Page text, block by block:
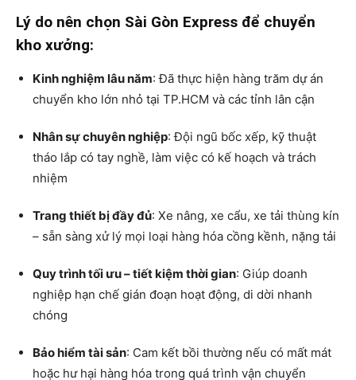
Lý do nên chọn Sài Gòn Express để chuyển
kho xưởng:
Kinh nghiệm lâu năm: Đã thực hiện hàng trăm dự án
chuyển kho lớn nhỏ tại TP.HCM và các tỉnh lân cận
Nhân sự chuyên nghiệp: Đội ngũ bốc xếp, kỹ thuật
tháo lắp có tay nghề, làm việc có kế hoạch và trách
nhiệm
Trang thiết bị đầy đủ: Xe nâng, xe cẩu, xe tải thùng kín
– sẵn sàng xử lý mọi loại hàng hóa cồng kềnh, nặng tải
Quy trình tối ưu – tiết kiệm thời gian: Giúp doanh
nghiệp hạn chế gián đoạn hoạt động, di dời nhanh
chóng
Bảo hiểm tài sản: Cam kết bồi thường nếu có mất mát
hoặc hư hại hàng hóa trong quá trình vận chuyển